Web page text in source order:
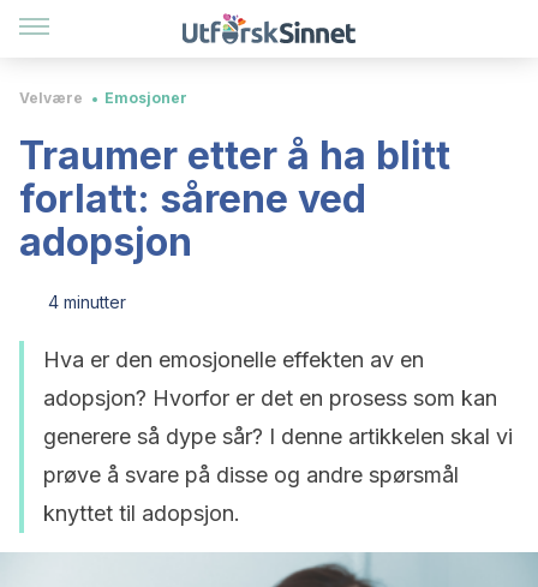
Velvære Emosjoner
Traumer etter å ha blitt
forlatt: sårene ved
adopsjon
4 minutter
Hva er den emosjonelle effekten av en
adopsjon? Hvorfor er det en prosess som kan
generere så dype sår? I denne artikkelen skal vi
prøve å svare på disse og andre spørsmål
knyttet til adopsjon.